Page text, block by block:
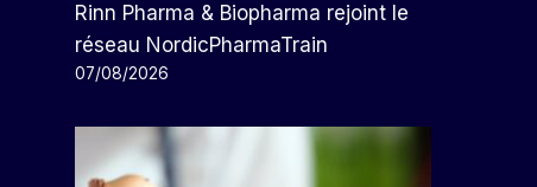
Rinn Pharma & Biopharma rejoint le
réseau NordicPharmaTrain
07/08/2026